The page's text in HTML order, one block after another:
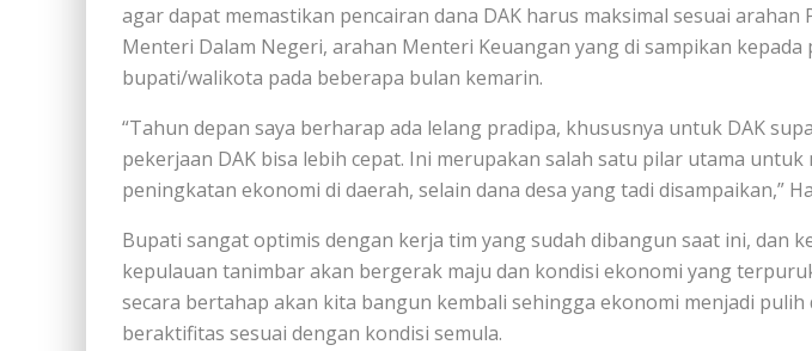
agar dapat memastikan pencairan dana DAK harus maksimal sesuai arahan
Menteri Dalam Negeri, arahan Menteri Keuangan yang di sampikan
bupati/walikota pada beberapa bulan kemarin.
“Tahun depan saya berharap ada lelang pradipa, khususnya untuk DAK
pekerjaan DAK bisa lebih cepat. Ini merupakan salah satu pilar utama
peningkatan ekonomi di daerah, selain dana desa yang tadi disampaikan,”
Bupati sangat optimis dengan kerja tim yang sudah dibangun saat ini, dan
kepulauan tanimbar akan bergerak maju dan kondisi ekonomi yang
secara bertahap akan kita bangun kembali sehingga ekonomi menjadi pulih
beraktifitas sesuai dengan kondisi semula.